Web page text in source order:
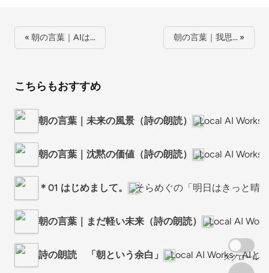
« 朝の言葉｜AIは… 朝の言葉｜我思… »
こちらもおすすめ
朝の言葉｜未来の風景（詩の朗読） Local AI Works
朝の言葉｜沈黙の価値（詩の朗読） Local AI Works
＊01 はじめまして。 そらめぐの「明日はきっと晴
朝の言葉｜まだ軽い未来（詩の朗読） Local AI
詩の朗読 「朝という余白」 Local AI Works - AIと
スクロール